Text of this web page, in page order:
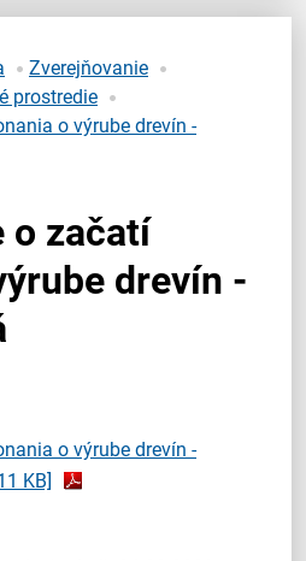
Zverejňovanie
prostredie
o výrube drevín -
o začatí
drevín -
o výrube drevín -
KB]